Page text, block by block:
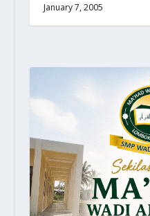
January 7, 2005